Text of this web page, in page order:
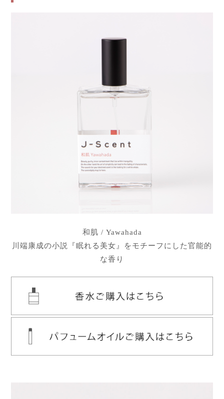
和肌 / Yawahada
川端康成の小説『眠れる美女』をモチーフにした官能的
な香り